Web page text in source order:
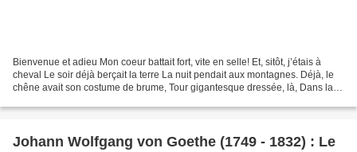
Bienvenue et adieu Mon coeur battait fort, vite en selle! Et, sitôt, j’étais à
cheval Le soir déjà berçait la terre La nuit pendait aux montagnes. Déjà, le
chêne avait son costume de brume, Tour gigantesque dressée, là, Dans la
Johann Wolfgang von Goethe (1749 - 1832) : Le